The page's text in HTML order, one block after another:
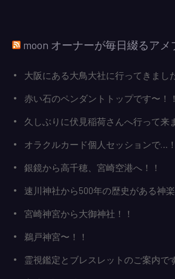
moon オーナーが毎日綴るアメ
大阪にある大鳥大社に行ってきまし
赤い石のペンダントトップです〜！！
久しぶりに伏見稲荷さんへ行って来
オラクルカード個人セッションで…！
銀鏡から高千穂、宮崎空港へ！！
速川神社から500年の歴史がある神楽
宮崎神宮から大御神社！！
鵜戸神宮〜！！
霊視鑑定とブレスレットのご案内で